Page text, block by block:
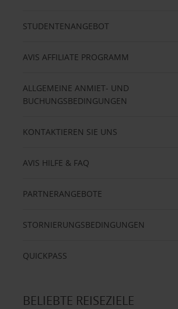
STUDENTENANGEBOT
AVIS AFFILIATE PROGRAMM
ALLGEMEINE ANMIET- UND
BUCHUNGSBEDINGUNGEN
KONTAKTIEREN SIE UNS
AVIS HILFE & FAQ
PARTNERANGEBOTE
STORNIERUNGSBEDINGUNGEN
QUICKPASS
BELIEBTE REISEZIELE